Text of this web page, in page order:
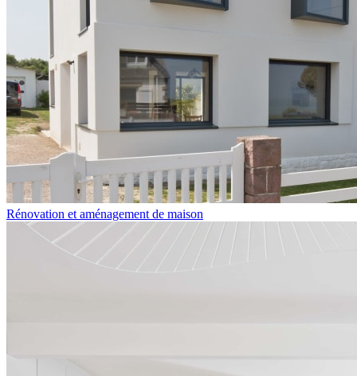
Rénovation et aménagement de maison